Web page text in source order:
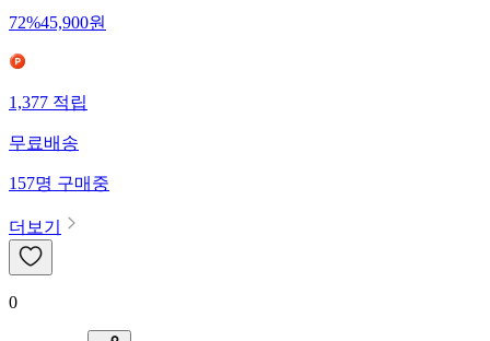
72%45,900원
1,377적립
무료배송
157명구매중
더보기
0